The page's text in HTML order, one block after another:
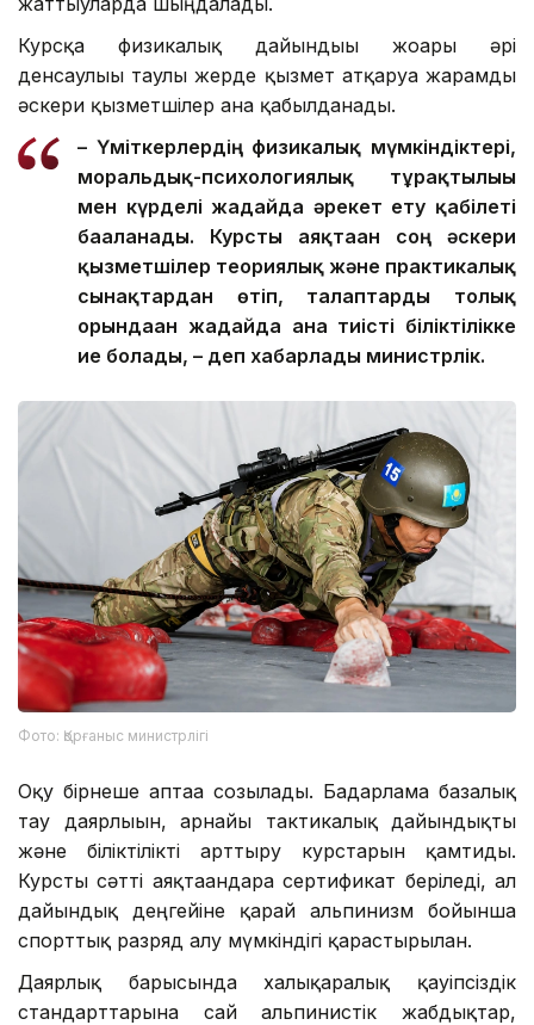
Курсқа физикалық дайындығы жоғары әрі
денсаулығы таулы жерде қызмет атқаруға жарамды
әскери қызметшілер ғана қабылданады.
– Үміткерлердің физикалық мүмкіндіктері,
моральдық-психологиялық тұрақтылығы
мен күрделі жағдайда әрекет ету қабілеті
бағаланады. Курсты аяқтаған соң әскери
қызметшілер теориялық және практикалық
сынақтардан өтіп, талаптарды толық
орындаған жағдайда ғана тиісті біліктілікке
ие болады, – деп хабарлады министрлік.
Фото: Қорғаныс министрлігі
Оқу бірнеше аптаға созылады. Бағдарлама базалық
тау даярлығын, арнайы тактикалық дайындықты
және біліктілікті арттыру курстарын қамтиды.
Курсты сәтті аяқтағандарға сертификат беріледі, ал
дайындық деңгейіне қарай альпинизм бойынша
спорттық разряд алу мүмкіндігі қарастырылған.
Даярлық барысында халықаралық қауіпсіздік
стандарттарына сай альпинистік жабдықтар,